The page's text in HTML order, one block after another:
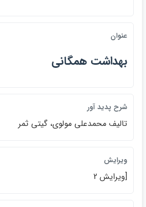
عنوان
بهداشت همگاني
شرح پديد آور
تاليف محمدعلي مولوي، گيتي ثمر
ويرايش
[ويرايش 2